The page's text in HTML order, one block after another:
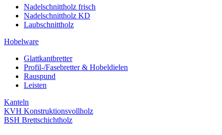
Nadelschnittholz frisch
Nadelschnittholz KD
Laubschnittholz
Hobelware
Glattkantbretter
Profil-/Fasebretter & Hobeldielen
Rauspund
Leisten
Kanteln
KVH Konstruktionsvollholz
BSH Brettschichtholz